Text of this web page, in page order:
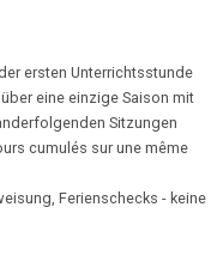
ersten Unterrichtsstunde
eine einzige Saison mit
Sitzungen
cumulés sur une même
Ferienschecks - keine